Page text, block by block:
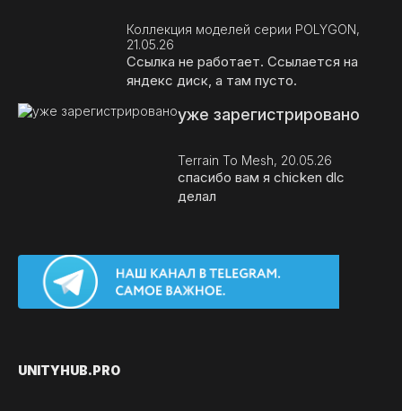
Коллекция моделей серии POLYGON,
21.05.26
Ссылка не работает. Ссылается на
яндекс диск, а там пусто.
уже зарегистрировано
Terrain To Mesh, 20.05.26
спасибо вам я chicken dlc
делал
UNITYHUB.PRO